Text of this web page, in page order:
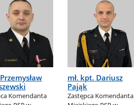
Komendanta
mł. kpt. Dariusz
Pająk
Zastępca Komendanta